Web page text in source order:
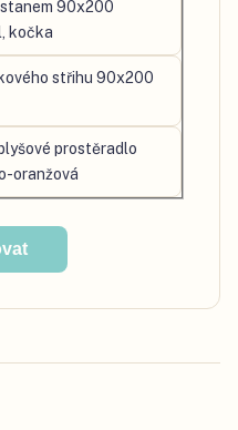
90x200
kočka
střihu 90x200
prostěradlo
oranžová